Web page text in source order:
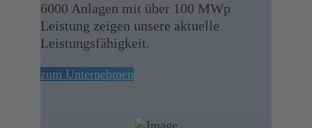
6000 Anlagen mit über 100 MWp
Leistung zeigen unsere aktuelle
Leistungsfähigkeit.
zum Unternehmen